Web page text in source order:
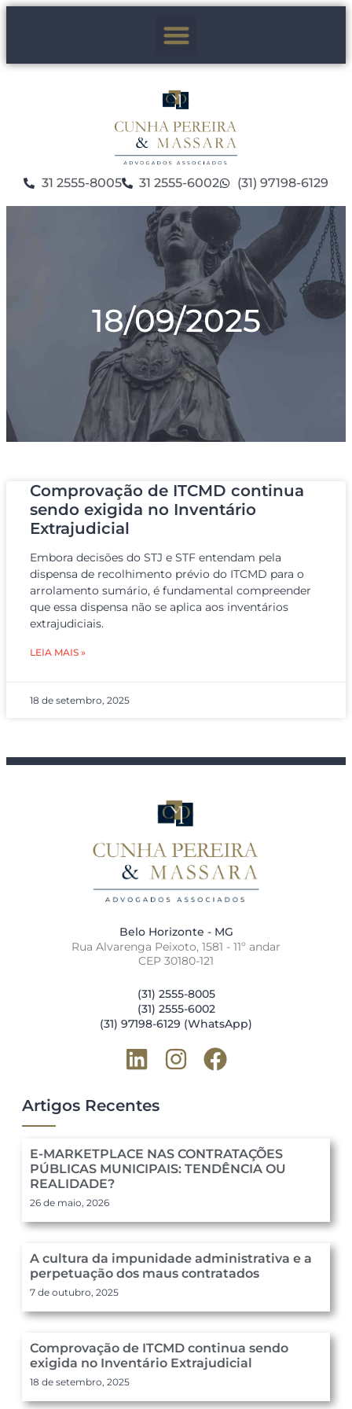
31 2555-8005 31 2555-6002 (31) 97198-6129
18/09/2025
Comprovação de ITCMD continua
sendo exigida no Inventário
Extrajudicial
Embora decisões do STJ e STF entendam pela
dispensa de recolhimento prévio do ITCMD para o
arrolamento sumário, é fundamental compreender
que essa dispensa não se aplica aos inventários
extrajudiciais.
LEIA MAIS »
18 de setembro, 2025
Belo Horizonte - MG
Rua Alvarenga Peixoto, 1581 - 11º andar
CEP 30180-121
(31) 2555-8005
(31) 2555-6002
(31) 97198-6129 (WhatsApp)
Artigos Recentes
E-MARKETPLACE NAS CONTRATAÇÕES
PÚBLICAS MUNICIPAIS: TENDÊNCIA OU
REALIDADE?
26 de maio, 2026
A cultura da impunidade administrativa e a
perpetuação dos maus contratados
7 de outubro, 2025
Comprovação de ITCMD continua sendo
exigida no Inventário Extrajudicial
18 de setembro, 2025